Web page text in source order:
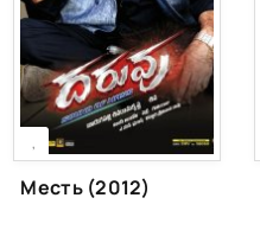
[xfgiven_season]
,[/xfgiven_season]
Месть (2012)